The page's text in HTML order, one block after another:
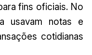
fins oficiais. No
usavam notas e
cotidianas